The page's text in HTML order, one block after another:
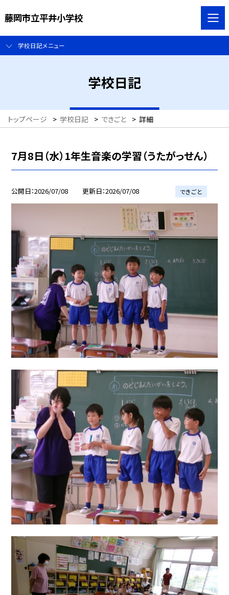
藤岡市立平井小学校
学校日記メニュー
学校日記
トップページ > 学校日記 > できごと > 詳細
7月8日（水）1年生音楽の学習（うたがっせん）
公開日 2026/07/08 更新日 2026/07/08 できごと